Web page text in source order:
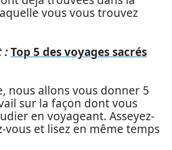
vous vous trouvez
:Top 5 des voyages sacrés
nous allons vous donner 5
sur la façon dont vous
en voyageant. Asseyez-
vous et lisez en même temps